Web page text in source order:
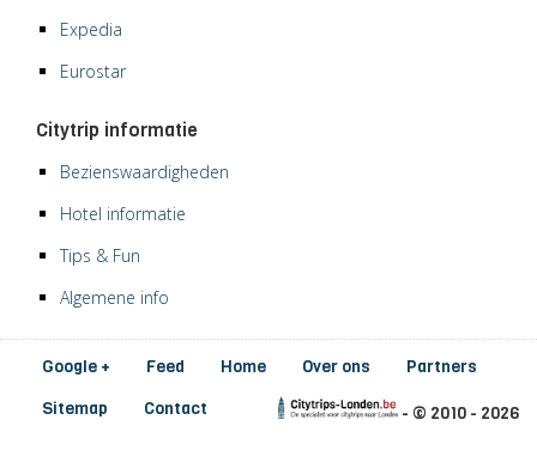
Expedia
Eurostar
Citytrip informatie
Bezienswaardigheden
Hotel informatie
Tips & Fun
Algemene info
Google + Feed Home Over ons
Partners
Sitemap
Contact - © 2010 - 2026